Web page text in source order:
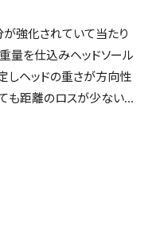
が強化されていて当たり
量を仕込みヘッドソール
しヘッドの重さが方向性
も距離のロスが少ない。
スでヘッドスピードは落
ギーが大きいため距離
ラブ恐るべし